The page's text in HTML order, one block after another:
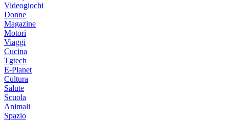
Videogiochi
Donne
Magazine
Motori
Viaggi
Cucina
Tgtech
E-Planet
Cultura
Salute
Scuola
Animali
Spazio